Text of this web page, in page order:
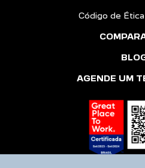
Código de
AGENDE UM